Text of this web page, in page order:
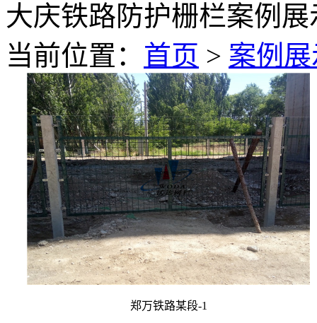
大庆铁路防护栅栏案例展
当前位置： 首页 > 案例
郑万铁路某段-1